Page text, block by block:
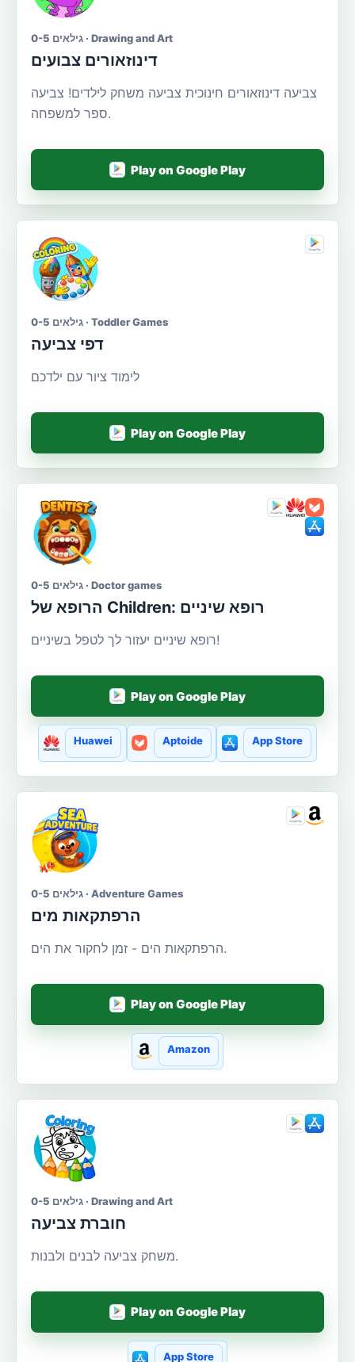
גילאים 0-5 · Drawing and Art
דינוזאורים צבועים
צביעה דינוזאורים חינוכית צביעה משחק לילדים! צביעה
ספר למשפחה.
Play on Google Play
גילאים 0-5 · Toddler Games
דפי צביעה
לימוד ציור עם ילדכם
Play on Google Play
גילאים 0-5 · Doctor games
הרופא של Сhildren: רופא שיניים
רופא שיניים יעזור לך לטפל בשיניים!
Play on Google Play
Huawei Aptoide App Store
גילאים 0-5 · Adventure Games
הרפתקאות מים
הרפתקאות הים - זמן לחקור את הים.
Play on Google Play
Amazon
גילאים 0-5 · Drawing and Art
חוברת צביעה
משחק צביעה לבנים ולבנות.
Play on Google Play
App Store